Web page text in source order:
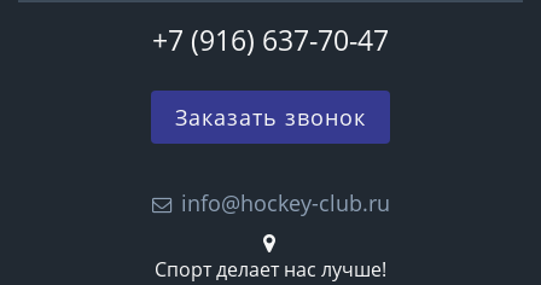
+7 (916) 637-70-47
Заказать звонок
info@hockey-club.ru
Спорт делает нас лучше!